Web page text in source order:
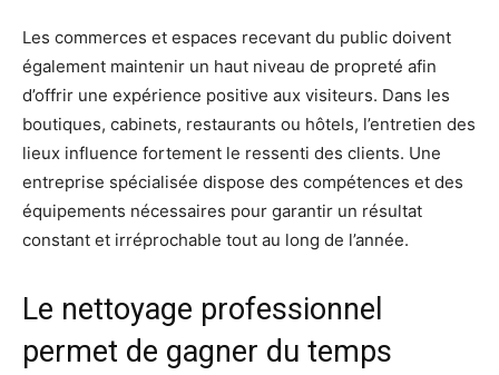
Les commerces et espaces recevant du public doivent
également maintenir un haut niveau de propreté afin
d’offrir une expérience positive aux visiteurs. Dans les
boutiques, cabinets, restaurants ou hôtels, l’entretien des
lieux influence fortement le ressenti des clients. Une
entreprise spécialisée dispose des compétences et des
équipements nécessaires pour garantir un résultat
constant et irréprochable tout au long de l’année.
Le nettoyage professionnel
permet de gagner du temps